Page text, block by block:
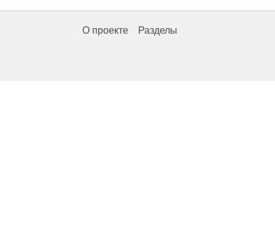
О проекте Разделы